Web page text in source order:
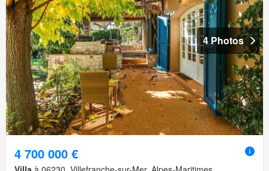
4 Photos
4 700 000 €